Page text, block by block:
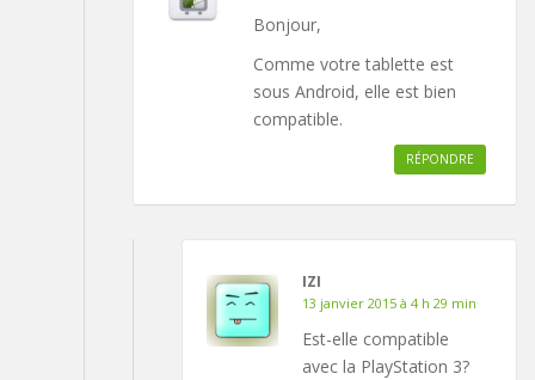
Bonjour,
Comme votre tablette est
sous Android, elle est bien
compatible.
RÉPONDRE
IZI
13 janvier 2015 à 4 h 29 min
Est-elle compatible
avec la PlayStation 3?